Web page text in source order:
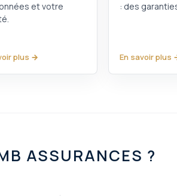
et votre
plus →
: des
En savoir plus
ASSURANCES ?